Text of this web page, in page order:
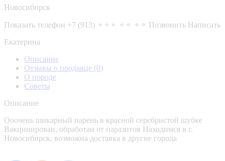
Новосибирск
Показать телефон +7 (913) ⚬⚬⚬ ⚬⚬ ⚬⚬ Позвонить Написать
Екатерина
Описание
Отзывы о продавце (0)
О породе
Советы
Описание
Ооочень шикарный парень в красной серебристой шубке
Вакцинирован, обработан от паразитов Находимся в г.
Новосибирск, возможна доставка в другие города